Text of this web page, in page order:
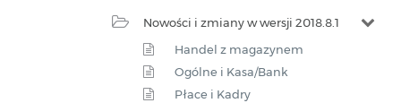
Nowości i zmiany w wersji 2018.8.1
Handel z magazynem
Ogólne i Kasa/Bank
Płace i Kadry